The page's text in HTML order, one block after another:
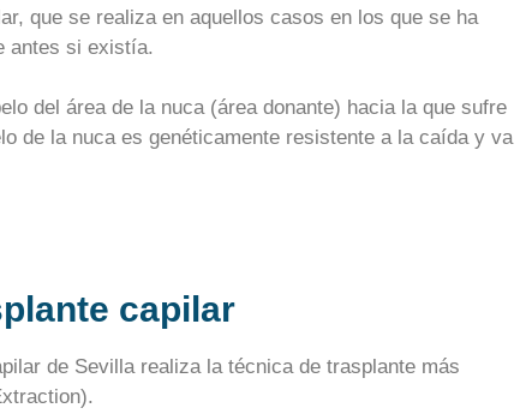
que se realiza en aquellos casos en los que se ha
antes si existía.
del área de la nuca (área donante) hacia la que sufre
de la nuca es genéticamente resistente a la caída y va
capilar
de Sevilla realiza la técnica de trasplante más